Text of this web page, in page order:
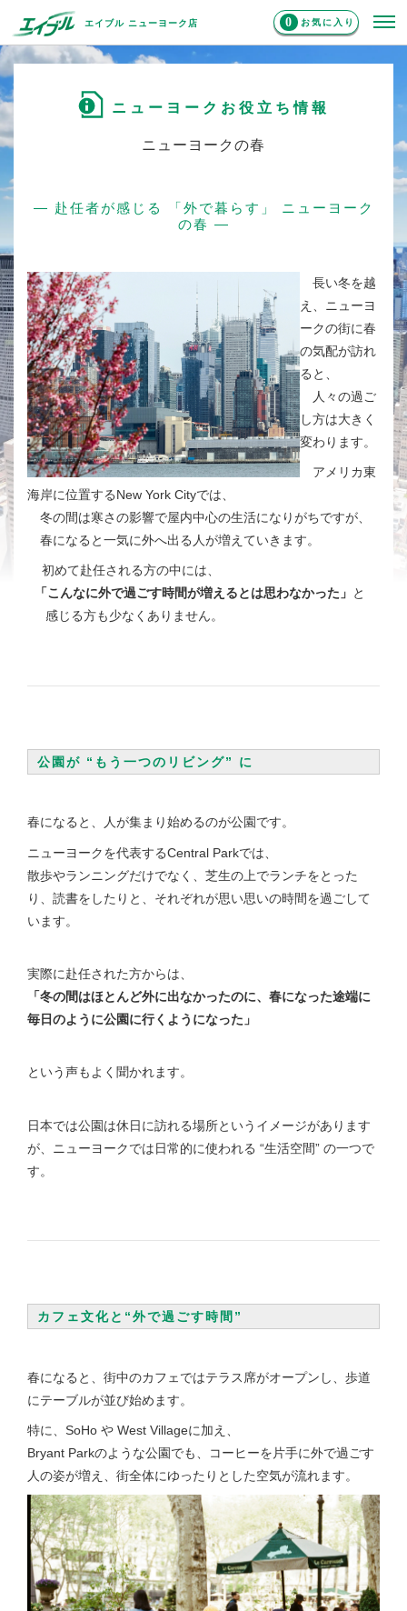
エイブル ニューヨーク店 0 お気に入り
ニューヨークお役立ち情報
ニューヨークの春
― 赴任者が感じる 「外で暮らす」 ニューヨーク
の春 ―
長い冬を越
え、ニューヨ
ークの街に春
の気配が訪れ
ると、
人々の過ご
し方は大きく
変わります。
アメリカ東
海岸に位置するNew York Cityでは、
冬の間は寒さの影響で屋内中心の生活になりがちですが、
春になると一気に外へ出る人が増えていきます。
初めて赴任される方の中には、
「こんなに外で過ごす時間が増えるとは思わなかった」 と
感じる方も少なくありません。
公園が “もう一つのリビング” に
春になると、人が集まり始めるのが公園です。
ニューヨークを代表するCentral Parkでは、
散歩やランニングだけでなく、芝生の上でランチをとった
り、読書をしたりと、それぞれが思い思いの時間を過ごして
います。
実際に赴任された方からは、
「冬の間はほとんど外に出なかったのに、春になった途端に
毎日のように公園に行くようになった」
という声もよく聞かれます。
日本では公園は休日に訪れる場所というイメージがあります
が、ニューヨークでは日常的に使われる “生活空間” の一つで
す。
カフェ文化と“外で過ごす時間”
春になると、街中のカフェではテラス席がオープンし、歩道
にテーブルが並び始めます。
特に、SoHo や West Villageに加え、
Bryant Parkのような公園でも、コーヒーを片手に外で過ごす
人の姿が増え、街全体にゆったりとした空気が流れます。